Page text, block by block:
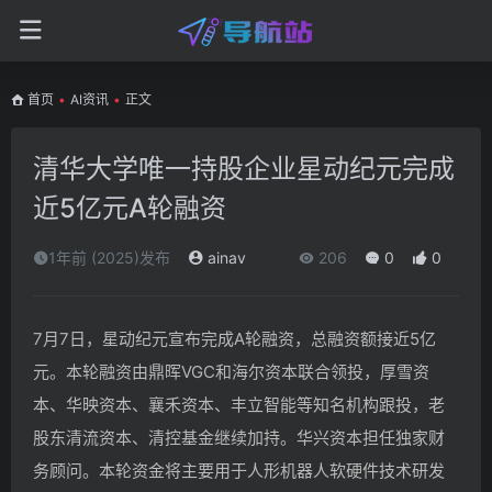
首页 • AI资讯 • 正文
清华大学唯一持股企业星动纪元完成
近5亿元A轮融资
1年前 (2025)发布 ainav 206 0 0
7月7日，星动纪元宣布完成A轮融资，总融资额接近5亿
元。本轮融资由鼎晖VGC和海尔资本联合领投，厚雪资
本、华映资本、襄禾资本、丰立智能等知名机构跟投，老
股东清流资本、清控基金继续加持。华兴资本担任独家财
务顾问。本轮资金将主要用于人形机器人软硬件技术研发